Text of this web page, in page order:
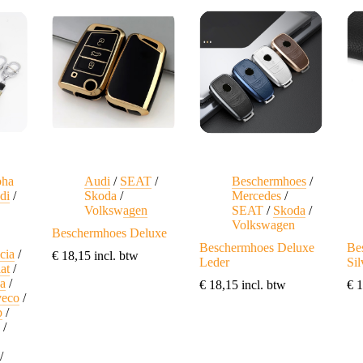
Deze
optie
kan
gekozen
worden
op
productpagina
Deze
kan
gekozen
worden
op
de
productpagina
/
/
/
/
/
/
/
Audi / SEAT /
Skoda /
Volkswagen
Beschermhoes Deluxe
€ 18,15 incl. btw
Beschermhoes /
Mercedes /
SEAT / Skoda /
Volkswagen
Beschermhoes Deluxe
Leder
€ 18,15 incl. btw
€